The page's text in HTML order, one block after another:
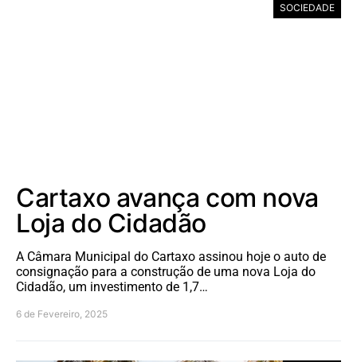
SOCIEDADE
Cartaxo avança com nova
Loja do Cidadão
A Câmara Municipal do Cartaxo assinou hoje o auto de
consignação para a construção de uma nova Loja do
Cidadão, um investimento de 1,7…
6 de Fevereiro, 2025